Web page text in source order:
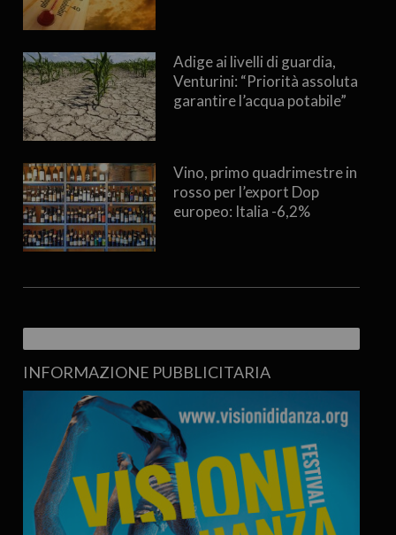
Adige ai livelli di guardia,
Venturini: “Priorità assoluta
garantire l’acqua potabile”
Vino, primo quadrimestre in
rosso per l’export Dop
europeo: Italia -6,2%
INFORMAZIONE PUBBLICITARIA